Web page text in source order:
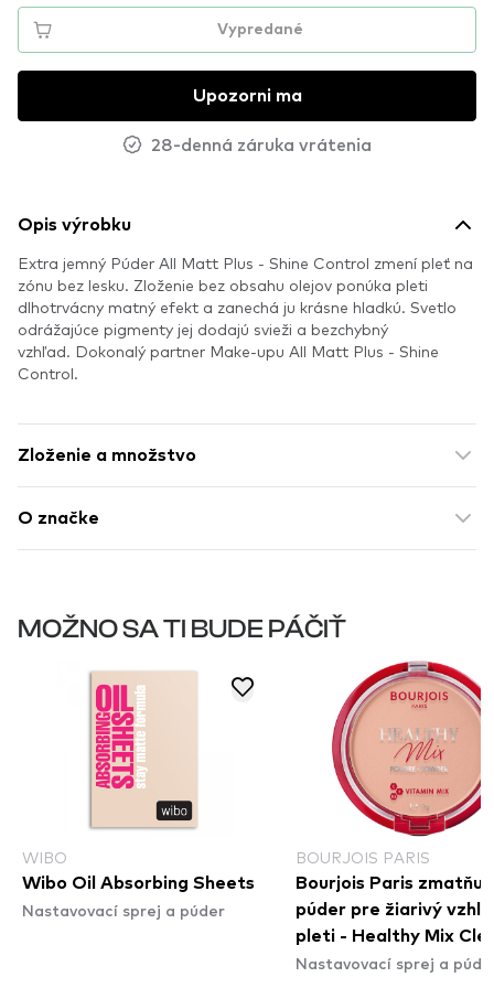
Vypredané
Upozorni ma
28-denná záruka vrátenia
Opis výrobku
Extra jemný Púder All Matt Plus - Shine Control zmení pleť na
zónu bez lesku. Zloženie bez obsahu olejov ponúka pleti
dlhotrvácny matný efekt a zanechá ju krásne hladkú. Svetlo
odrážajúce pigmenty jej dodajú svieži a bezchybný
vzhľad. Dokonalý partner Make-upu All Matt Plus - Shine
Control.
Zloženie a množstvo
O značke
MOŽNO SA TI BUDE PÁČIŤ
WIBO
Wibo Oil Absorbing Sheets
Nastavovací sprej a púder
BOURJOIS PARIS
Bourjois Paris
púder pre žiarivý
pleti - Healthy Mix
Powder - 003 Rose
Nastavovací sprej a